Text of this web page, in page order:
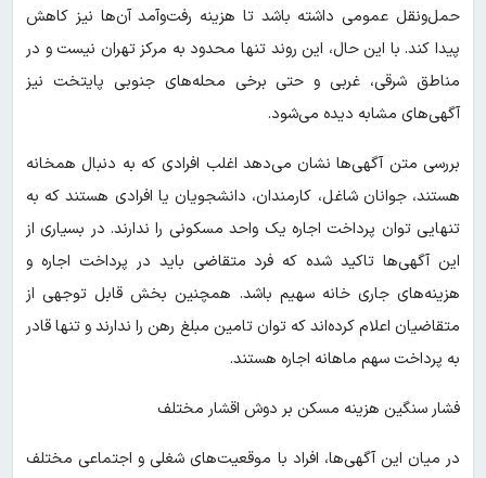
حمل‌ونقل عمومی داشته باشد تا هزینه رفت‌وآمد آن‌ها نیز کاهش
پیدا کند. با این حال، این روند تنها محدود به مرکز تهران نیست و در
مناطق شرقی، غربی و حتی برخی محله‌های جنوبی پایتخت نیز
آگهی‌های مشابه دیده می‌شود.
بررسی متن آگهی‌ها نشان می‌دهد اغلب افرادی که به دنبال همخانه
هستند، جوانان شاغل، کارمندان، دانشجویان یا افرادی‌ هستند که به
تنهایی توان پرداخت اجاره یک واحد مسکونی را ندارند. در بسیاری از
این آگهی‌ها تاکید شده که فرد متقاضی باید در پرداخت اجاره و
هزینه‌های جاری خانه سهیم باشد. همچنین بخش قابل توجهی از
متقاضیان اعلام کرده‌اند که توان تامین مبلغ رهن را ندارند و تنها قادر
به پرداخت سهم ماهانه اجاره هستند.
فشار سنگین هزینه مسکن بر دوش اقشار مختلف
در میان این آگهی‌ها، افراد با موقعیت‌های شغلی و اجتماعی مختلف